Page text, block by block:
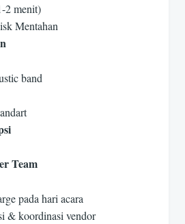
2 menit)
Mentahan
band
Team
pada hari acara
& koordinasi vendor